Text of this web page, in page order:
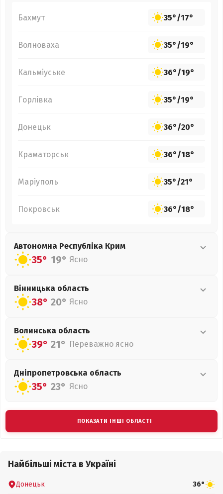
Бахмут 35°/17°
Волноваха 35°/19°
Кальміуське 36°/19°
Горлівка 35°/19°
Донецьк 36°/20°
Краматорськ 36°/18°
Маріуполь 35°/21°
Покровськ 36°/18°
Автономна Республіка Крим
35° 19° Ясно
Вінницька область
38° 20° Ясно
Волинська область
39° 21° Переважно ясно
Дніпропетровська область
35° 23° Ясно
ПОКАЗАТИ ІНШІ ОБЛАСТІ
Найбільші міста в Україні
Донецьк 36°